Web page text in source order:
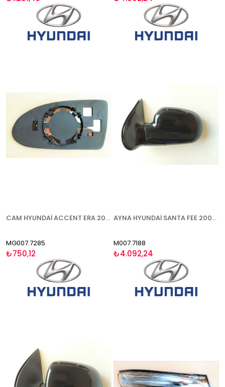
CAM HYUNDAİ ACCENT ERA 2006- SAĞ
MG007.7285
₺750,12
AYNA HYUNDAİ SANTA FEE 2000-2006 ELEKTRİKLİ ISITMALI SOL
M007.7188
₺4.092,24